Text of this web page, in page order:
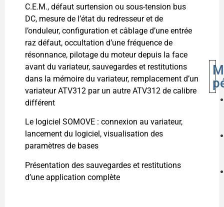
C.E.M., défaut surtension ou sous-tension bus
DC, mesure de l’état du redresseur et de
l’onduleur, configuration et câblage d’une entrée
raz défaut, occultation d’une fréquence de
résonnance, pilotage du moteur depuis la face
avant du variateur, sauvegardes et restitutions
dans la mémoire du variateur, remplacement d’un
variateur ATV312 par un autre ATV312 de calibre
différent
Le logiciel SOMOVE : connexion au variateur,
lancement du logiciel, visualisation des
paramètres de bases
Présentation des sauvegardes et restitutions
d’une application complète